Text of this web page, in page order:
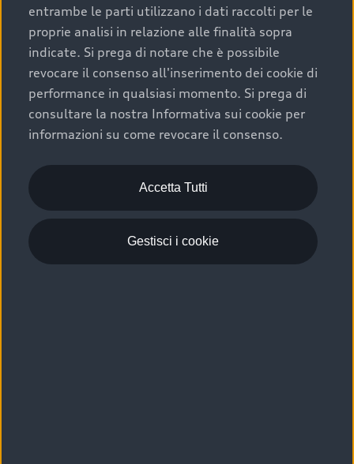
efficienza meccanica: motore, trasmissione e
componenti principali in ottimo stato garantiscono
prestazioni affidabili e sicure.
Acquistare un’auto usata in una Concessionaria ufficiale
Audi che offre l’usato garantito tramite Audi Prima
Scelta :plus, significa affidarsi ad un prodotto che viene
sottoposto a 110 controlli approfonditi e coperto da
garanzia fino a 4 anni per una maggiore tutela del tuo
acquisto.
entrambe le parti utilizzano i dati raccolti per le
proprie analisi in relazione alle finalità sopra
indicate. Si prega di notare che è possibile
revocare il consenso all'inserimento dei cookie di
performance in qualsiasi momento. Si prega di
consultare la nostra Informativa sui cookie per
informazioni su come revocare il consenso.
Accetta Tutti
Gestisci i cookie